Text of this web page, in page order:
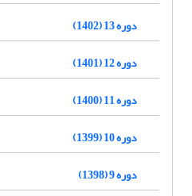
دوره 13 (1402)
دوره 12 (1401)
دوره 11 (1400)
دوره 10 (1399)
دوره 9 (1398)